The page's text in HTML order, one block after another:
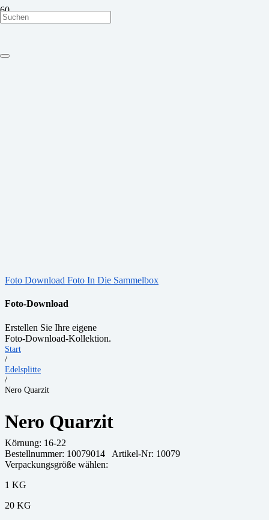
Foto Download Foto In Die Sammelbox
Foto-Download
Erstellen Sie Ihre eigene
Foto-Download-Kollektion.
Start
/
Edelsplitte
/
Nero Quarzit
Nero Quarzit
Körnung: 16-22
Bestellnummer: 10079014
Artikel-Nr: 10079
Verpackungsgröße wählen:
1 KG
20 KG